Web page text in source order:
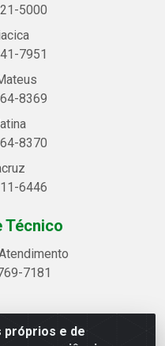
próprios e de
5000
7951
8369
8370
6446
Técnico
7181
Alegre, 2521 -